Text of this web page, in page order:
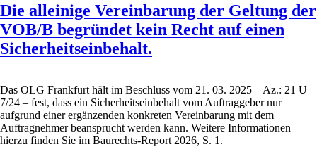
Die alleinige Vereinbarung der Geltung der
VOB/B begründet kein Recht auf einen
Sicherheitseinbehalt.
Das OLG Frankfurt hält im Beschluss vom 21. 03. 2025 – Az.: 21 U
7/24 – fest, dass ein Sicherheitseinbehalt vom Auftraggeber nur
aufgrund einer ergänzenden konkreten Vereinbarung mit dem
Auftragnehmer beansprucht werden kann. Weitere Informationen
hierzu finden Sie im Baurechts-Report 2026, S. 1.